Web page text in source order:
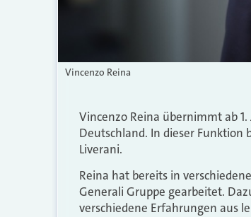
Vincenzo Reina
Vincenzo Reina übernimmt ab
Deutschland. In dieser Funktion
Liverani.
Reina hat bereits in
Generali Gruppe gearbeitet.
verschiedene Erfahrungen aus